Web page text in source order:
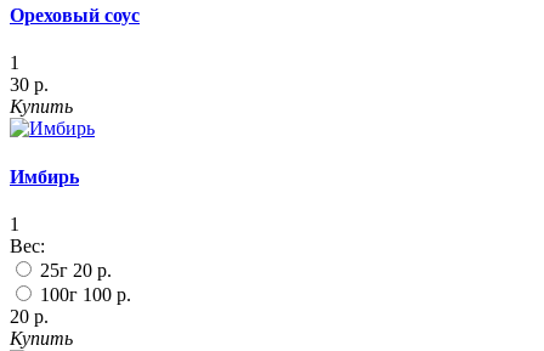
Ореховый соус
1
30 р.
Купить
Имбирь
1
Вес:
25г 20 р.
100г 100 р.
20 р.
Купить